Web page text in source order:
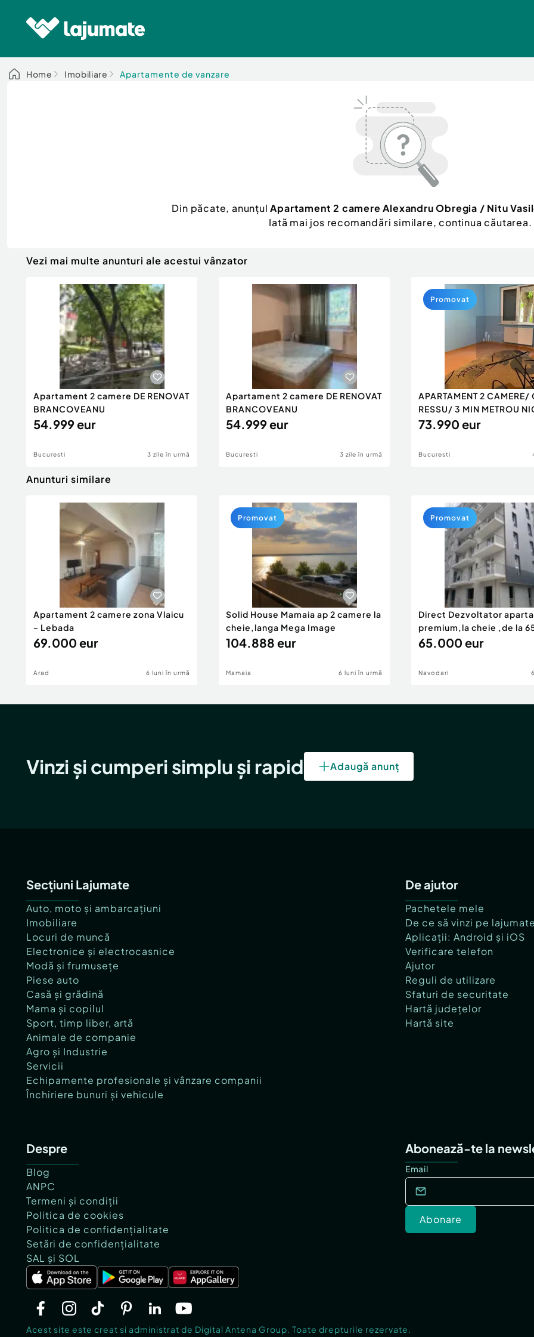
Home Imobiliare Apartamente de vanzare
Din păcate, anunțulApartament 2 camere Alexandru Obregia / Nitu
Iată mai jos recomandări similare, continua căutarea.
Vezi mai multe anunturi ale acestui vânzator
Apartament 2 camere DE RENOVAT
BRANCOVEANU
54.999 eur
Bucuresti 3 zile în urmă
Apartament 2 camere DE RENOVAT
BRANCOVEANU
54.999 eur
Bucuresti 3 zile în urmă
APARTAMENT 2 CAMERE/
RESSU/ 3 MIN METROU
GR...
73.990 eur
Bucuresti
Promovat
Anunturi similare
Apartament 2 camere zona Vlaicu
- Lebada
69.000 eur
Arad 6 luni în urmă
Solid House Mamaia ap 2 camere la
cheie,langa Mega Image
104.888 eur
Mamaia 6 luni în urmă
Promovat
Direct Dezvoltator
premium,la cheie ,de la
eur
65.000 eur
Navodari
Promovat
Vinzi și cumperi simplu și rapid Adaugă anunț
Secțiuni Lajumate
Auto, moto și ambarcațiuni
Imobiliare
Locuri de muncă
Electronice și electrocasnice
Modă și frumusețe
Piese auto
Casă și grădină
Mama și copilul
Sport, timp liber, artă
Animale de companie
Agro și Industrie
Servicii
Echipamente profesionale și vânzare companii
Închiriere bunuri și vehicule
De ajutor
Pachetele mele
De ce să vinzi pe
Aplicații: Android și iOS
Verificare telefon
Ajutor
Reguli de utilizare
Sfaturi de securitate
Hartă județelor
Hartă site
Despre
Blog
ANPC
Termeni și condiții
Politica de cookies
Politica de confidențialitate
Setări de confidențialitate
SAL și SOL
Abonează-te la
Email
Abonare
Acest site este creat si administrat de Digital Antena Group. Toate drepturile rezervate.